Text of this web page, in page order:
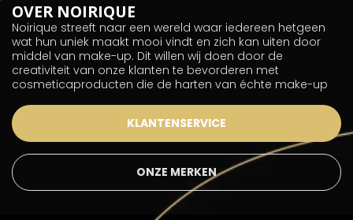
OVER NOIRIQUE
Noirique streeft naar een wereld waar iedereen hetgeen
wat hun uniek maakt mooi vindt en zich kan uiten door
middel van make-up. Dit willen wij doen door de
creativiteit van onze klanten te bevorderen met
cosmeticaproducten die de harten van échte make-up
KLANTENSERVICE
ONZE MERKEN